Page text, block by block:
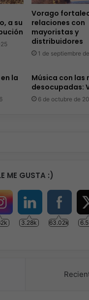
a su
Vorago
relaciones con
mayoristas y
distribuidores
1 de septiembre
la
Música con las
desocupadas:
6 de octubre de
ME GUSTA :)
3.28k 63.02k